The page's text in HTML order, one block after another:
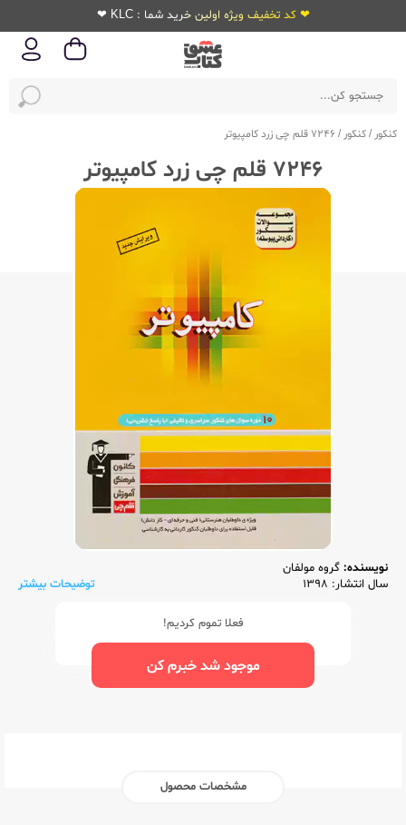
❤ کد تخفیف ویژه اولین خرید شما : KLC ❤
کنکور /کنکور / 7246 قلم چی زرد کامپیوتر
7246 قلم چی زرد کامپیوتر
نویسنده: گروه مولفان
سال انتشار: 1398
توضیحات بیشتر
فعلا تموم کردیم!
موجود شد خبرم کن
مشخصات محصول